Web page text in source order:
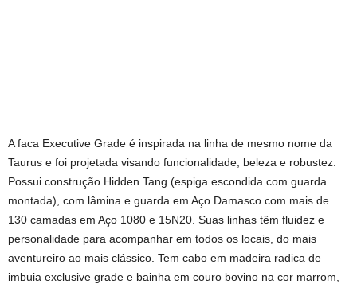
A faca Executive Grade é inspirada na linha de mesmo nome da
Taurus e foi projetada visando funcionalidade, beleza e robustez.
Possui construção Hidden Tang (espiga escondida com guarda
montada), com lâmina e guarda em Aço Damasco com mais de
130 camadas em Aço 1080 e 15N20. Suas linhas têm fluidez e
personalidade para acompanhar em todos os locais, do mais
aventureiro ao mais clássico. Tem cabo em madeira radica de
imbuia exclusive grade e bainha em couro bovino na cor marrom,